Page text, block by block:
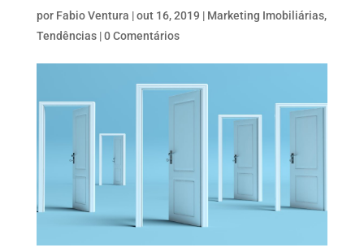
por Fabio Ventura |out 16, 2019 | Marketing Imobiliárias,
Tendências|0 Comentários